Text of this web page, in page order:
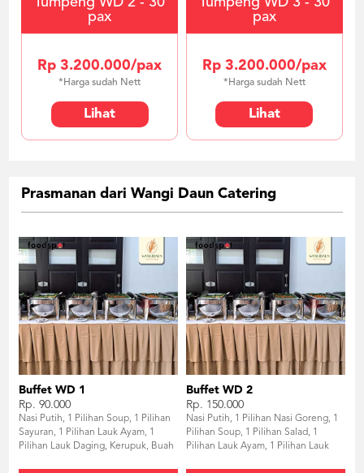
pax
Rp 3.200.000/pax
*Harga sudah Nett
Lihat
pax
Rp 3.200.000/pax
*Harga sudah Nett
Lihat
Prasmanan dari Wangi Daun Catering
Buffet WD 1
Rp. 90.000
Nasi Putih, 1 Pilihan Soup, 1 Pilihan
Sayuran, 1 Pilihan Lauk Ayam, 1
Pilihan Lauk Daging, Kerupuk, Buah
Buffet WD 2
Rp. 150.000
Nasi Putih, 1 Pilihan Nasi Goreng, 1
Pilihan Soup, 1 Pilihan Salad, 1
Pilihan Lauk Ayam, 1 Pilihan Lauk